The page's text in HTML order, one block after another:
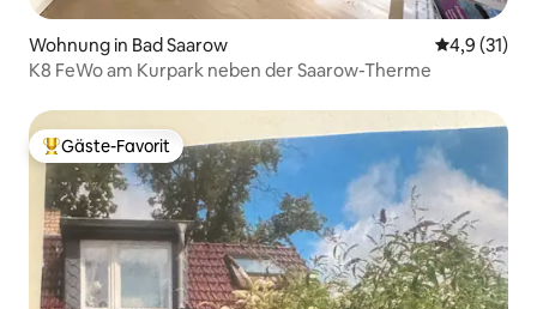
Wohnung in Bad Saarow
4,9 (31)
K8 FeWo am Kurpark neben der Saarow-Therme
Beliebter Gäste-Favorit.
Gäste-Favorit